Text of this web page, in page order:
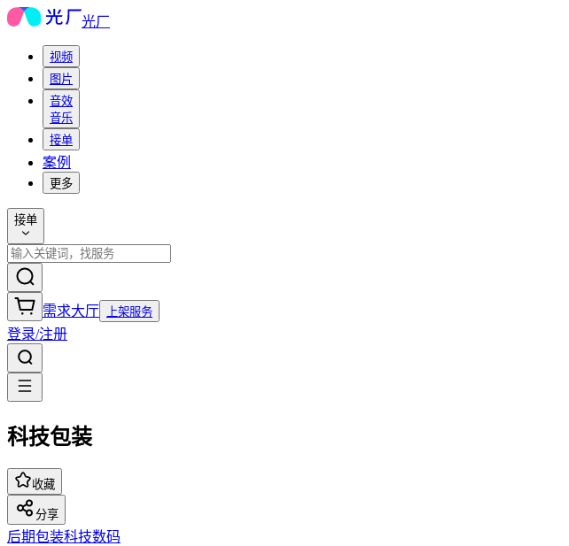
光厂
视频
图片
音效
音乐
接单
案例
更多
接单
需求大厅 上架服务
登录/注册
科技包装
收藏
分享
后期包装科技数码